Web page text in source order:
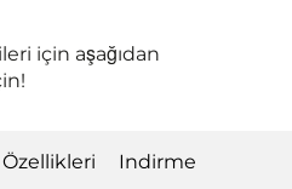
için aşağıdan
Özellikleri Indirme